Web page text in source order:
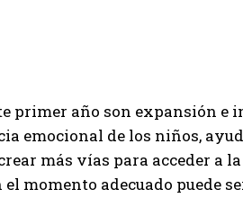
primer año son expansión e
emocional de los niños,
más vías para acceder a
momento adecuado puede